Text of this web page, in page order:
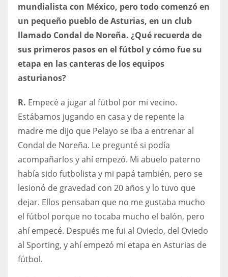
mundialista con México, pero todo comenzó en
un pequeño pueblo de Asturias, en un club
llamado Condal de Noreña. ¿Qué recuerda de
sus primeros pasos en el fútbol y cómo fue su
etapa en las canteras de los equipos
asturianos?
R. Empecé a jugar al fútbol por mi vecino.
Estábamos jugando en casa y de repente la
madre me dijo que Pelayo se iba a entrenar al
Condal de Noreña. Le pregunté si podía
acompañarlos y ahí empezó. Mi abuelo paterno
había sido futbolista y mi papá también, pero se
lesionó de gravedad con 20 años y lo tuvo que
dejar. Ellos pensaban que no me gustaba mucho
el fútbol porque no tocaba mucho el balón, pero
ahí empecé. Después me fui al Oviedo, del Oviedo
al Sporting, y ahí empezó mi etapa en Asturias de
fútbol.